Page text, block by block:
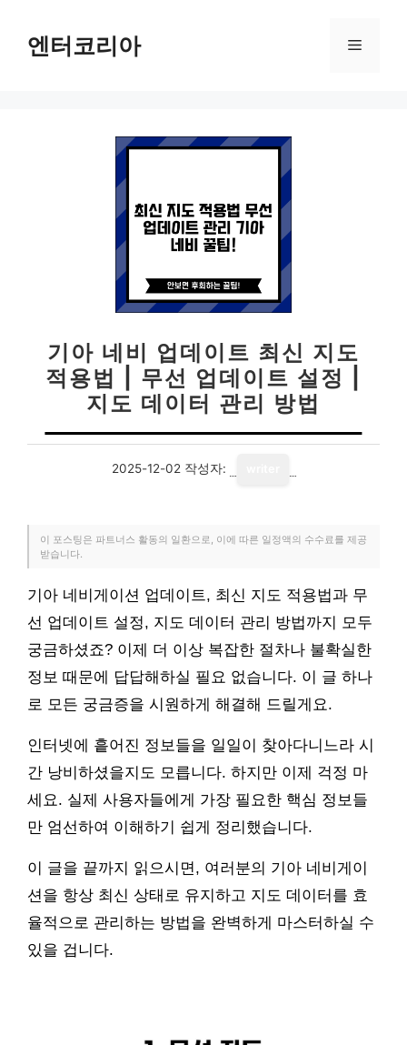
엔터코리아 메
기아 네비 업데이트 최신 지도
적용법 | 무선 업데이트 설정 |
지도 데이터 관리 방법
2025-12-02 작성자:
이 포스팅은 파트너스 활동의 일환으로, 이에 따른 일정액의 수수료를 제공
받습니다.
기아 네비게이션 업데이트, 최신 지도 적용법과 무
선 업데이트 설정, 지도 데이터 관리 방법까지 모두
궁금하셨죠? 이제 더 이상 복잡한 절차나 불확실한
정보 때문에 답답해하실 필요 없습니다. 이 글 하나
로 모든 궁금증을 시원하게 해결해 드릴게요.
인터넷에 흩어진 정보들을 일일이 찾아다니느라 시
간 낭비하셨을지도 모릅니다. 하지만 이제 걱정 마
세요. 실제 사용자들에게 가장 필요한 핵심 정보들
만 엄선하여 이해하기 쉽게 정리했습니다.
이 글을 끝까지 읽으시면, 여러분의 기아 네비게이
션을 항상 최신 상태로 유지하고 지도 데이터를 효
율적으로 관리하는 방법을 완벽하게 마스터하실 수
있을 겁니다.